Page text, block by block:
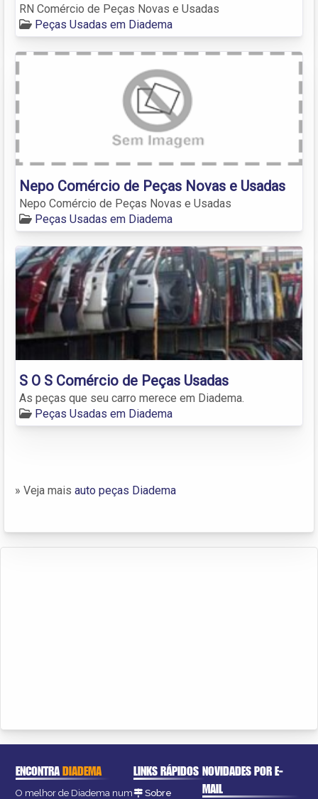
RN Comércio de Peças Novas e Usadas
Peças Usadas em Diadema
Nepo Comércio de Peças Novas e Usadas
Nepo Comércio de Peças Novas e Usadas
Peças Usadas em Diadema
S O S Comércio de Peças Usadas
As peças que seu carro merece em Diadema.
Peças Usadas em Diadema
» Veja mais auto peças Diadema
ENCONTRADIADEMA
O melhor de Diadema num
LINKS RÁPIDOS
Sobre
NOVIDADES POR E-
MAIL